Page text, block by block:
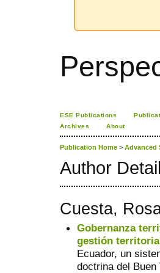
ESE Publications
Archives
About
Publication Home > Advanced
Author
Cuesta,
Gobernanza
gestión
Ecuador, un
doctrina del Buen